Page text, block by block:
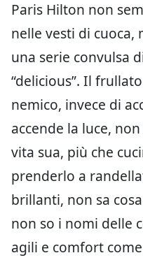
Paris Hilton non
nelle vesti di cuoca,
una serie convulsa
“delicious”. Il
nemico, invece di
accende la luce,
vita sua, più che
prenderlo a
brillanti, non sa cosa
non so i nomi delle
agili e comfort